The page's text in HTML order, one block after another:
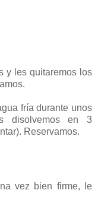
y les quitaremos los
fría durante unos
disolvemos en 3
Reservamos.
vez bien firme, le